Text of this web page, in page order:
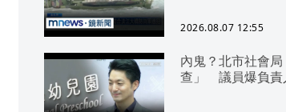
2026.08.07 12:55
內鬼？北市社會
查」 議員爆負責